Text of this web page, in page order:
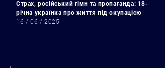
Страх, російський гімн та пропаганда: 18-
річна українка про життя під окупацією
16 / 06 / 2025